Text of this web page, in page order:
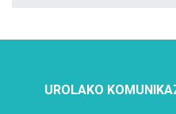
UROLAKO